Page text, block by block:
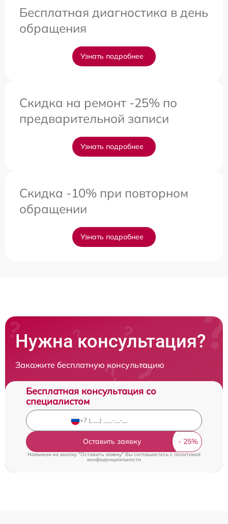
Бесплатная диагностика в день
обращения
Узнать подробнее
Скидка на ремонт -25% по
предварительной записи
Узнать подробнее
Скидка -10% при повторном
обращении
Узнать подробнее
Нужна консультация?
Закажите бесплатную консультацию
Бесплатная консультация со
специалистом
Оставить заявку
Нажимая на кнопку "Оставить заявку" Вы соглашаетесь cполитикой
конфиденциальности